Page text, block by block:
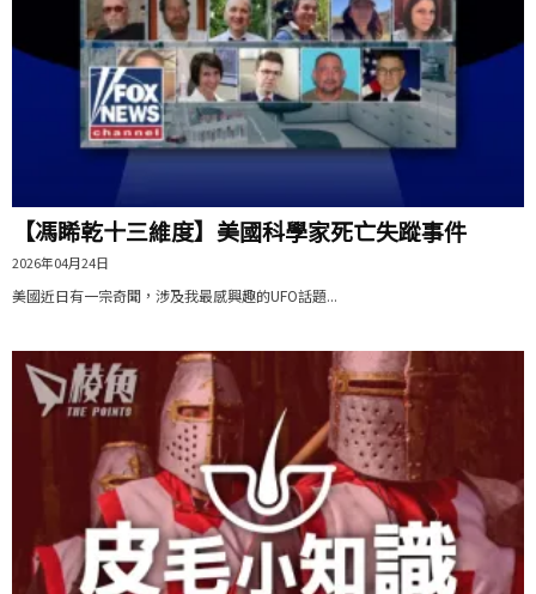
【馮睎乾十三維度】美國科學家死亡失蹤事件
2026年04月24日
美國近日有一宗奇聞，涉及我最感興趣的UFO話題...